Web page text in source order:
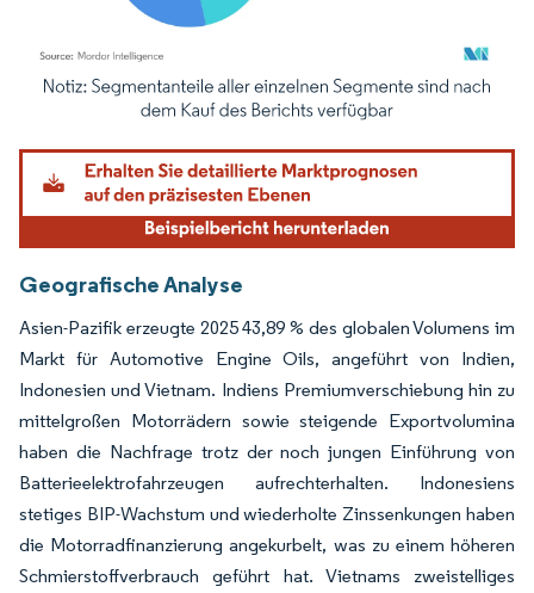
Bild © Mordor Intelligence. Wiederverwendung erfordert Namensnennung
Geografische Analyse
Asien-Pazifik erzeugte 2025 43,89 % des globalen Volumens im
Markt für Automotive Engine Oils, angeführt von Indien,
Indonesien und Vietnam. Indiens Premiumverschiebung hin zu
mittelgroßen Motorrädern sowie steigende Exportvolumina
haben die Nachfrage trotz der noch jungen Einführung von
Batterieelektrofahrzeugen aufrechterhalten. Indonesiens
stetiges BIP-Wachstum und wiederholte Zinssenkungen haben
die Motorradfinanzierung angekurbelt, was zu einem höheren
Schmierstoffverbrauch geführt hat. Vietnams zweistelliges